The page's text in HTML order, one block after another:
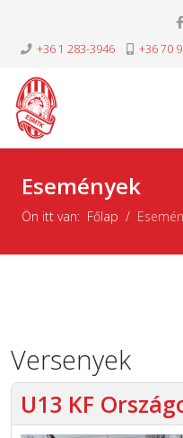
+36 1 283-3946 +36 70
Események
Ön itt van: Főlap
Versenyek
U13 KF